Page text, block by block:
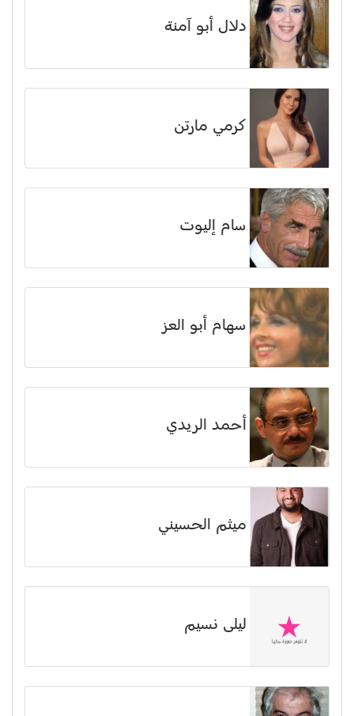
دلال أبو آمنة
كرمي مارتن
سام إليوت
سهام أبو العز
أحمد الريدي
ميثم الحسيني
ليلى نسيم